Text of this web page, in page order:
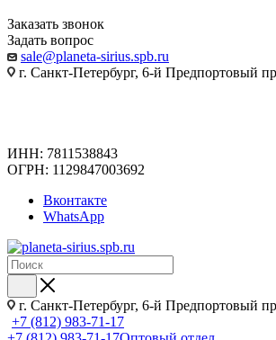
Заказать звонок
Задать вопрос
sale@planeta-sirius.spb.ru
г. Санкт-Петербург, 6-й Предпортовый
ИНН: 7811538843
ОГРН: 1129847003692
Вконтакте
WhatsApp
г. Санкт-Петербург, 6-й Предпортовый
+7 (812) 983-71-17